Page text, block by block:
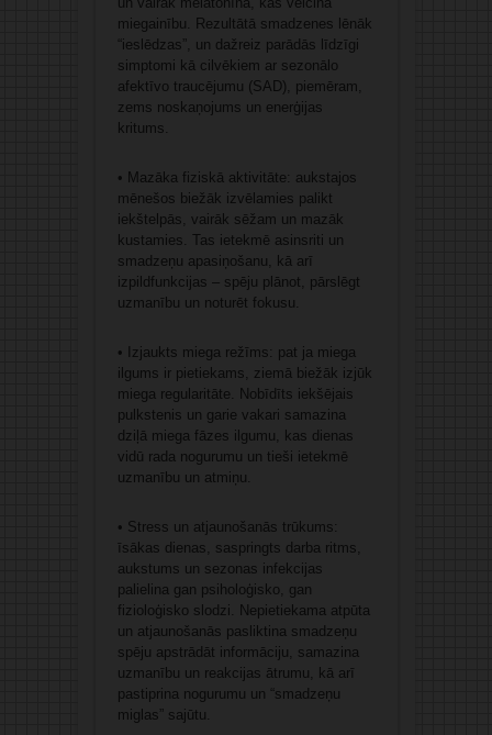
miegainību. Rezultātā smadzenes lēnāk
“ieslēdzas”, un dažreiz parādās līdzīgi
simptomi kā cilvēkiem ar sezonālo
afektīvo traucējumu (SAD), piemēram,
zems noskaņojums un enerģijas
kritums.
• Mazāka fiziskā aktivitāte: aukstajos
mēnešos biežāk izvēlamies palikt
iekštelpās, vairāk sēžam un mazāk
kustamies. Tas ietekmē asinsriti un
smadzeņu apasiņošanu, kā arī
izpildfunkcijas – spēju plānot, pārslēgt
uzmanību un noturēt fokusu.
• Izjaukts miega režīms: pat ja miega
ilgums ir pietiekams, ziemā biežāk izjūk
miega regularitāte. Nobīdīts iekšējais
pulkstenis un garie vakari samazina
dziļā miega fāzes ilgumu, kas dienas
vidū rada nogurumu un tieši ietekmē
uzmanību un atmiņu.
• Stress un atjaunošanās trūkums:
īsākas dienas, saspringts darba ritms,
aukstums un sezonas infekcijas
palielina gan psiholoģisko, gan
fizioloģisko slodzi. Nepietiekama atpūta
un atjaunošanās pasliktina smadzeņu
spēju apstrādāt informāciju, samazina
uzmanību un reakcijas ātrumu, kā arī
pastiprina nogurumu un “smadzeņu
miglas” sajūtu.